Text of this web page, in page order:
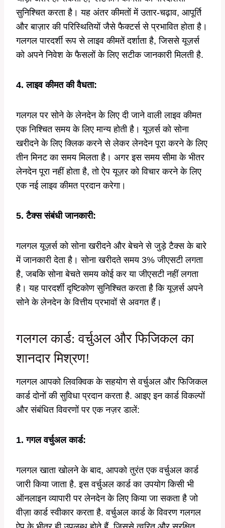
सुनिश्चित करता है। यह अंतर कीमतों में उतार-चढ़ाव, आपूर्ति
और बाज़ार की परिस्थितियों जैसे फैक्टर्स से प्रभावित होता है।
गलगल पारदर्शी रूप से लाइव कीमतें दर्शाता है, जिससे यूज़र्स
को अपने निवेश के फैसलों के लिए सटीक जानकारी मिलती है.
4. लाइव कीमत की वैधता:
गलगल पर सोने के लेनदेन के लिए दी जाने वाली लाइव कीमत
एक निश्चित समय के लिए मान्य होती है। यूज़र्स को सोना
खरीदने के लिए क्लिक करने से लेकर लेनदेन पूरा करने के लिए
तीन मिनट का समय मिलता है। अगर इस समय सीमा के भीतर
लेनदेन पूरा नहीं होता है, तो ऐप यूज़र को विचार करने के लिए
एक नई लाइव कीमत प्रदान करेगा।
5. टैक्स संबंधी जानकारी:
गलगल यूज़र्स को सोना खरीदने और बेचने से जुड़े टैक्स के बारे
में जानकारी देता है। सोना खरीदते समय 3% जीएसटी लगता
है, जबकि सोना बेचते समय कोई कर या जीएसटी नहीं लगता
है। यह पारदर्शी दृष्टिकोण सुनिश्चित करता है कि यूज़र्स अपने
सोने के लेनदेन के वित्तीय प्रभावों से अवगत हैं।
गलगल कार्ड: वर्चुअल और फिजिकल का
शानदार मिश्रण!
गलगल आपको लिवक्विक के सहयोग से वर्चुअल और फिजिकल
कार्ड दोनों की सुविधा प्रदान करता है. आइए इन कार्ड विकल्पों
और संबंधित विवरणों पर एक नज़र डालें:
1. गगल वर्चुअल कार्ड:
गलगल खाता खोलने के बाद, आपको तुरंत एक वर्चुअल कार्ड
जारी किया जाता है. इस वर्चुअल कार्ड का उपयोग किसी भी
ऑनलाइन व्यापारी पर लेनदेन के लिए किया जा सकता है जो
वीज़ा कार्ड स्वीकार करता है. वर्चुअल कार्ड के विवरण गलगल